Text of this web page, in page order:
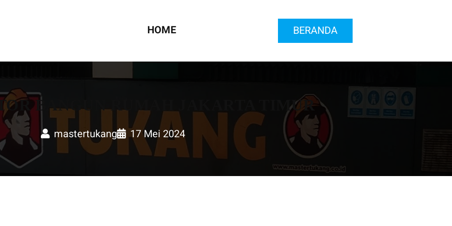
HOME BERANDA
BANGUN RUMAH JAKARTA TIMUR
mastertukang 17 Mei 2024